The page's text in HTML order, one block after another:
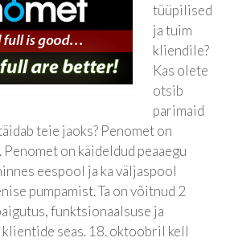
tüüpilised
ja tuim
kliendile?
Kas olete
otsib
parimaid
teie jaoks? Penomet on
on käideldud peaaegu
eespool ja ka väljaspool
pumpamist. Ta on võitnud 2
funktsionaalsuse ja
seas. 18. oktoobril kell